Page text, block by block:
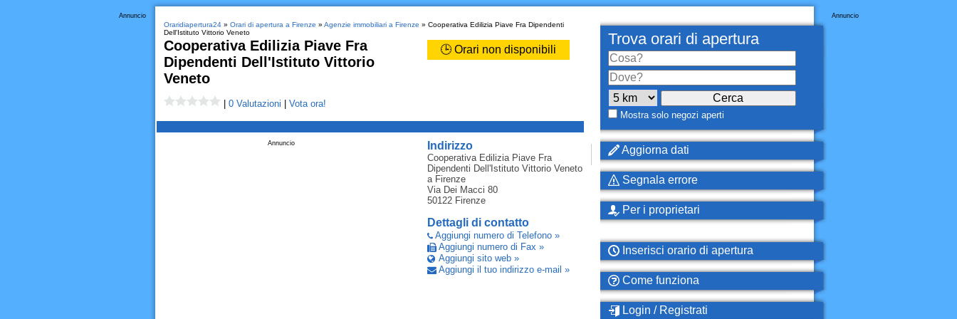
Annuncio
Oraridiapertura24» Orari di apertura a Firenze » Agenzie immobiliari a Firenze » Cooperativa Edilizia Piave Fra Dipendenti
Dell'Istituto Vittorio Veneto
Cooperativa Edilizia Piave Fra
Dipendenti Dell'Istituto Vittorio
Veneto
🕒 Orari non disponibili
0 Valutazioni Vota ora!
Indirizzo
Cooperativa Edilizia Piave Fra
Dipendenti Dell'Istituto Vittorio Veneto
a Firenze
Via Dei Macci 80
50122 Firenze
Dettagli di contatto
Aggiungi numero di Telefono »
Aggiungi numero di Fax »
Aggiungi sito web »
Aggiungi il tuo indirizzo e-mail »
Annuncio
Annuncio
Trova orari di apertura
Mostra solo negozi aperti
Aggiorna dati
Segnala errore
Per i proprietari
Inserisci orario di apertura
Come funziona
Login / Registrati